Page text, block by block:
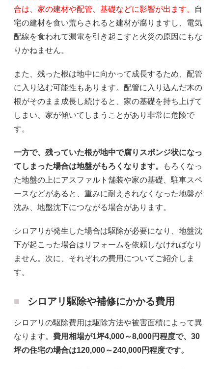
合は、家の建材や配管、基礎などに影響が出ます。
自
宅の建材を食い荒らされると建材が腐りますし、電気
配線を食われて漏電を引き起こすと火災の原因にもな
りかねません。
また、残った根は地中に向かって成長するため、配管
に入り込む可能性もあります。配管に入り込んだ木の
根がそのまま成長し続けると、家の基礎を持ち上げて
しまい、家が傾いてしまうことがあり非常に危険で
す。
一方で、残っていた根が地中で腐りスポンジ状になっ
てしまった場合は地盤がもろくなります。
もろくなっ
た地盤の上にアスファルト舗装や家の基礎、駐車スペ
ースなどがあると、重みに耐えきれなくなった地盤が
沈み、地盤沈下につながる場合があります。
シロアリが発生した場合は駆除が必要になり、地盤沈
下が起こった場合はリフォームを依頼しなければなり
ません。次に、それぞれの費用についてご紹介しま
す。
シロアリ駆除や補修にかかる費用
シロアリの駆除費用は駆除方法や被害面積によって異
なります。 費用相場が1坪4,000～8,000円程度で、30
坪の住宅の場合は120,000～240,000円程度です。